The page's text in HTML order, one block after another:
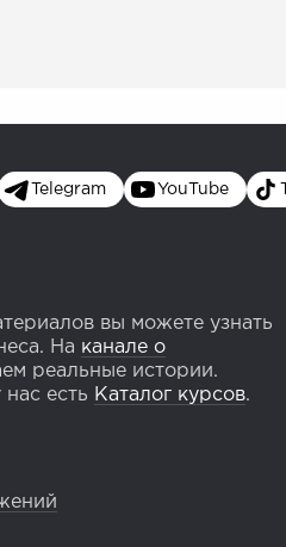
Telegram YouTube
вы можете узнать
На канале о
реальные истории.
есть Каталог курсов.